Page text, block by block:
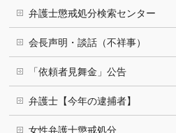
弁護士懲戒処分検索センター
会長声明・談話（不祥事）
「依頼者見舞金」公告
弁護士【今年の逮捕者】
女性弁護士懲戒処分